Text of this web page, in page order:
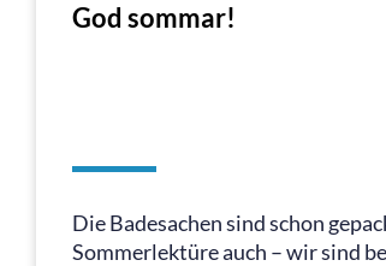
God sommar!
Die Badesachen sind schon
Sommerlektüre auch – wir sind